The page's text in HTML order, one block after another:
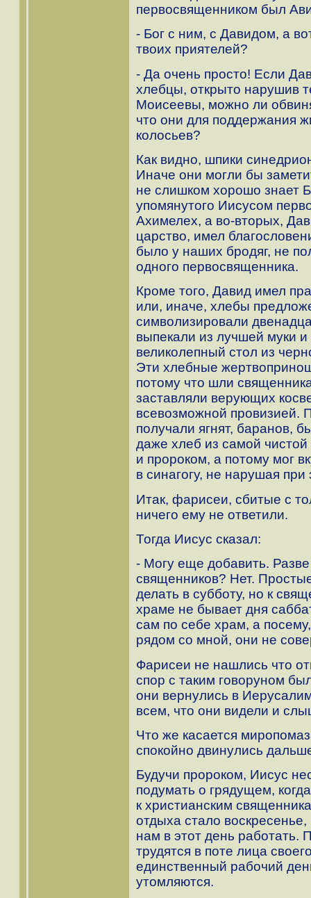
первосвященником был
- Бог с ним, с Давидом, а
твоих приятелей?
- Да очень просто! Если
хлебцы, открыто нарушив
Моисеевы, можно ли
что они для поддержания
колосьев?
Как видно, шпики
Иначе они могли бы
не слишком хорошо знает
упомянутого Иисусом
Ахимелех, а во-вторых,
царство, имел
было у наших бродяг, не
одного первосвященника.
Кроме того, Давид имел
или, иначе, хлебы
символизировали
выпекали из лучшей муки и
великолепный стол из
Эти хлебные
потому что шли
заставляли верующих
всевозможной провизией.
получали ягнят, баранов,
даже хлеб из самой
и пророком, а потому мог
в синагогу, не нарушая при
Итак, фарисеи, сбитые с
ничего ему не ответили.
Тогда Иисус сказал:
- Могу еще добавить.
священников? Нет.
делать в субботу, но к
храме не бывает дня
сам по себе храм, а
рядом со мной, они не
Фарисеи не нашлись что
спор с таким говоруном
они вернулись в
всем, что они видели и
Что же касается
спокойно двинулись
Будучи пророком, Иисус
подумать о грядущем,
к христианским
отдыха стало
нам в этот день работать.
трудятся в поте лица
единственный рабочий
утомляются.